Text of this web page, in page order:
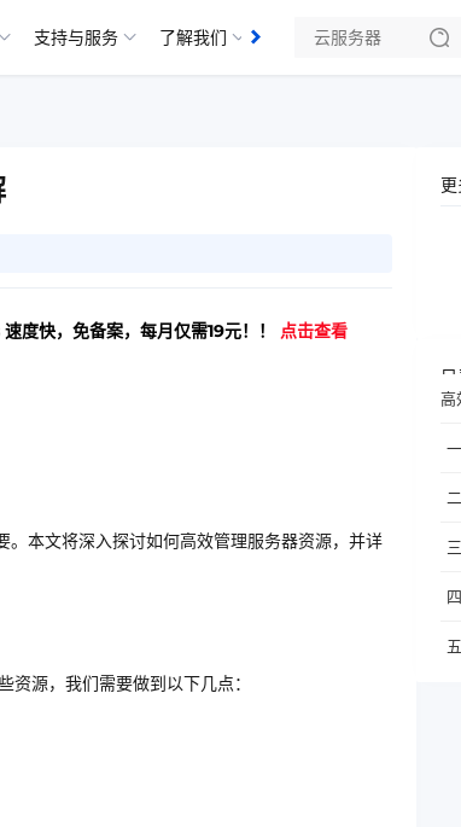
支持与服务
了解我们
度快，免备案，每月仅需19元！！ 点击查看
本文将深入探讨如何高效管理服务器资源，并详
源，我们需要做到以下几点：
高